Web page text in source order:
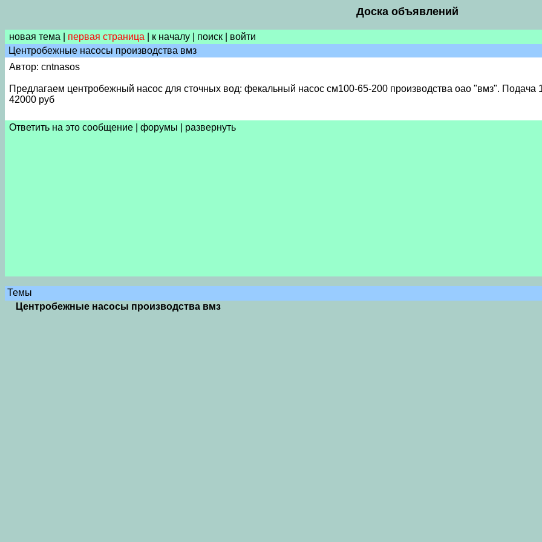
Доска объявлений
новая тема первая страница к началу поиск войти
Центробежные насосы производства вмз
Автор: cntnasos
Предлагаем центробежный насос для сточных вод: фекальный насос см100-65-200 производства оао "вмз". Подача
42000 руб
Ответить на это сообщение форумы
развернуть
Темы
Центробежные насосы производства вмз